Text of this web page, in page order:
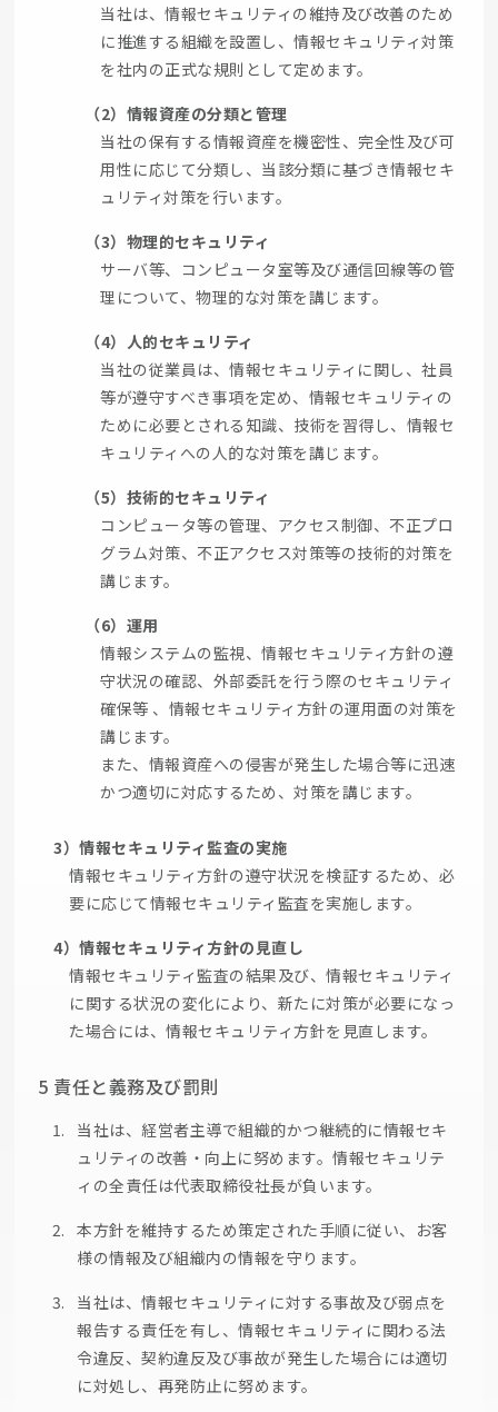
当社は、情報セキュリティの維持及び改善のため
に推進する組織を設置し、情報セキュリティ対策
を社内の正式な規則として定めます。
（2）情報資産の分類と管理
当社の保有する情報資産を機密性、完全性及び可
用性に応じて分類し、当該分類に基づき情報セキ
ュリティ対策を行います。
（3）物理的セキュリティ
サーバ等、コンピュータ室等及び通信回線等の管
理について、物理的な対策を講じます。
（4）人的セキュリティ
当社の従業員は、情報セキュリティに関し、社員
等が遵守すべき事項を定め、情報セキュリティの
ために必要とされる知識、技術を習得し、情報セ
キュリティへの人的な対策を講じます。
（5）技術的セキュリティ
コンピュータ等の管理、アクセス制御、不正プロ
グラム対策、不正アクセス対策等の技術的対策を
講じます。
（6）運用
情報システムの監視、情報セキュリティ方針の遵
守状況の確認、外部委託を行う際のセキュリティ
確保等 、情報セキュリティ方針の運用面の対策を
講じます。
また、情報資産への侵害が発生した場合等に迅速
かつ適切に対応するため、対策を講じます。
3）情報セキュリティ監査の実施
情報セキュリティ方針の遵守状況を検証するため、必
要に応じて情報セキュリティ監査を実施します。
4）情報セキュリティ方針の見直し
情報セキュリティ監査の結果及び、情報セキュリティ
に関する状況の変化により、新たに対策が必要になっ
た場合には、情報セキュリティ方針を見直します。
5 責任と義務及び罰則
当社は、経営者主導で組織的かつ継続的に情報セキ
ュリティの改善・向上に努めます。情報セキュリテ
ィの全責任は代表取締役社長が負います。
本方針を維持するため策定された手順に従い、お客
様の情報及び組織内の情報を守ります。
当社は、情報セキュリティに対する事故及び弱点を
報告する責任を有し、情報セキュリティに関わる法
令違反、契約違反及び事故が発生した場合には適切
に対処し、再発防止に努めます。